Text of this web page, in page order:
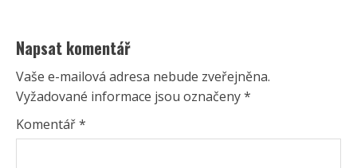
Napsat komentář
Vaše e-mailová adresa nebude zveřejněna.
Vyžadované informace jsou označeny*
Komentář*